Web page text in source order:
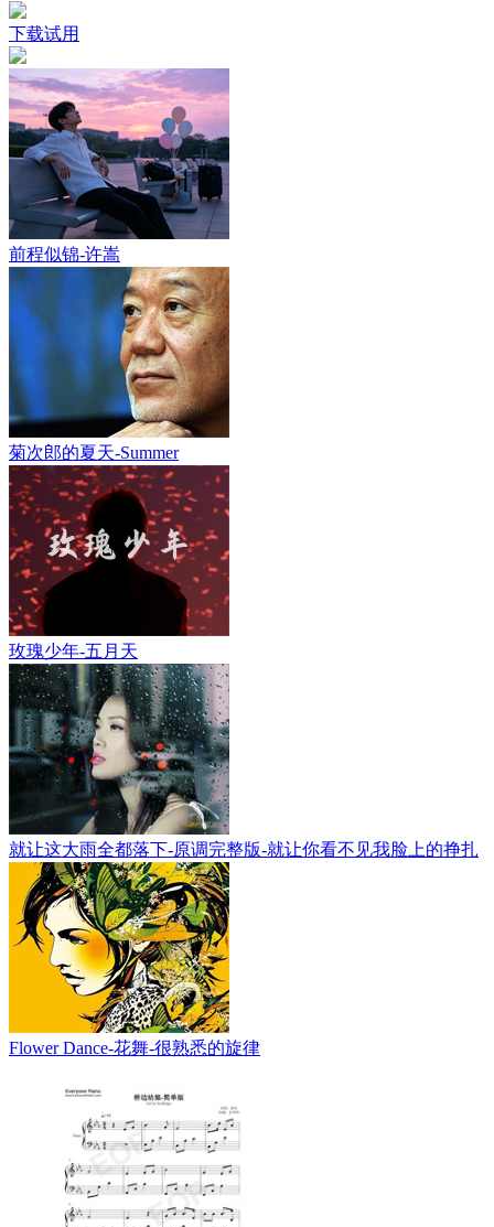
下载试用
前程似锦-许嵩
菊次郎的夏天-Summer
玫瑰少年-五月天
就让这大雨全都落下-原调完整版-就让你看不见我脸上的挣扎
Flower Dance-花舞-很熟悉的旋律